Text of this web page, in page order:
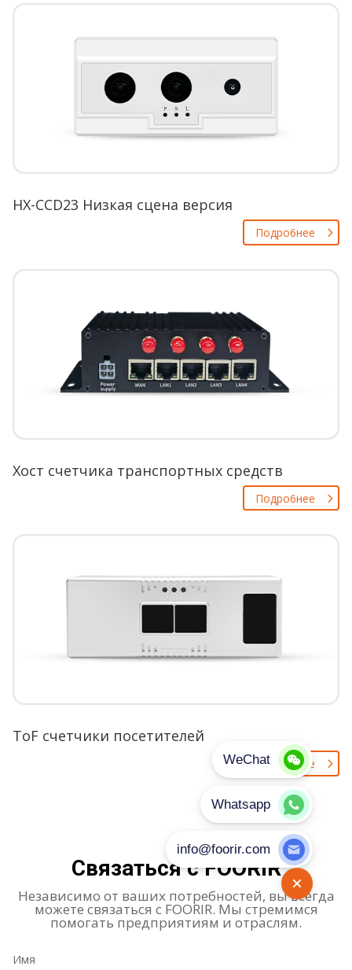
HX-CCD23 Низкая сцена версия
Пoдpo6нee
Хост счетчика транспортных средств
Пoдpo6нee
ToF счетчики посетителей
Пoдpo6нee
Cвязаться с FOORIR
Независимо от ваших потребностей, вы всегда
можете связаться с FOORIR. Мы стремимся
помогать предприятиям и отраслям.
Имя